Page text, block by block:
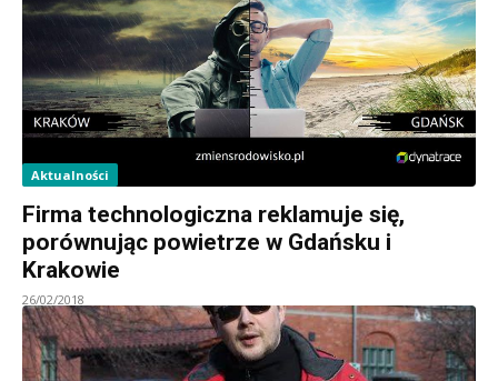
Aktualności
Firma technologiczna reklamuje się,
porównując powietrze w Gdańsku i
Krakowie
26/02/2018